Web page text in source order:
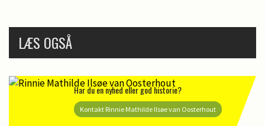
LÆS OGSÅ
Har du en nyhed eller god historie?
Kontakt Rinnie Mathilde Ilsøe van Oosterhout